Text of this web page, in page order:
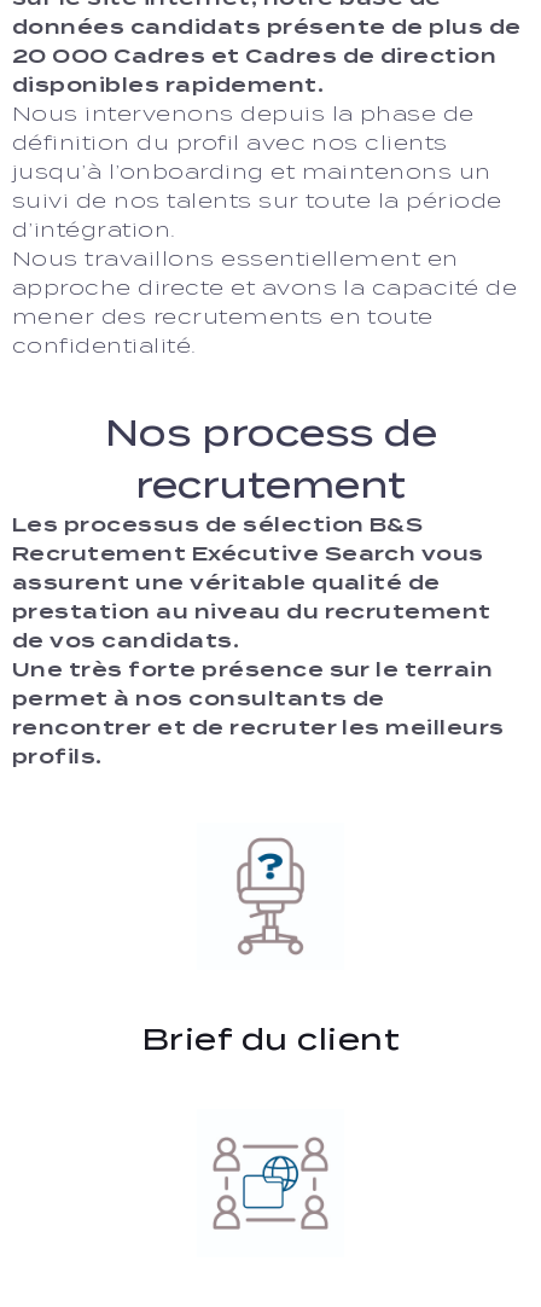
données candidats présente de plus de
20 000 Cadres et Cadres de direction
disponibles rapidement.
Nous intervenons depuis la phase de
définition du profil avec nos clients
jusqu’à l’onboarding et maintenons un
suivi de nos talents sur toute la période
d’intégration.
Nous travaillons essentiellement en
approche directe et avons la capacité de
mener des recrutements en toute
confidentialité.
Nos process de
recrutement
Les processus de sélection B&S
Recrutement Exécutive Search vous
assurent une véritable qualité de
prestation au niveau du recrutement
de vos candidats.
Une très forte présence sur le terrain
permet à nos consultants de
rencontrer et de recruter les meilleurs
profils.
Brief du client